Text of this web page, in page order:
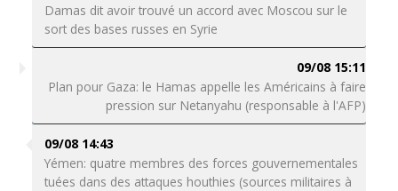
Damas dit avoir trouvé un accord avec Moscou sur le
sort des bases russes en Syrie
09/08 15:11
Plan pour Gaza: le Hamas appelle les Américains à faire
pression sur Netanyahu (responsable à l'AFP)
09/08 14:43
Yémen: quatre membres des forces gouvernementales
tuées dans des attaques houthies (sources militaires à